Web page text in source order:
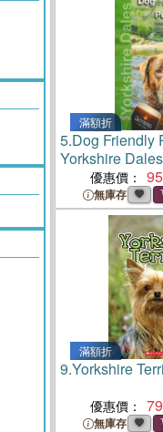
滿額折
5.Dog Friendly
Yorkshire Dales
優惠價： 95
無庫存
滿額折
9.Yorkshire
優惠價： 79
無庫存